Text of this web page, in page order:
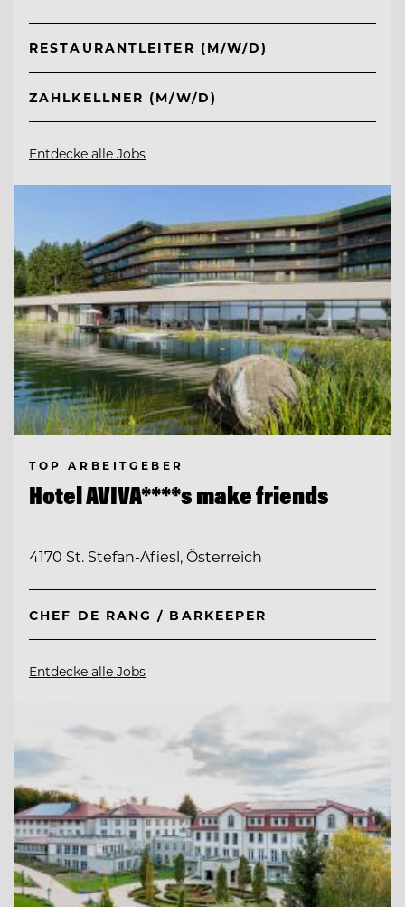
RESTAURANTLEITER (M/W/D)
ZAHLKELLNER (M/W/D)
Entdecke alle Jobs
TOP ARBEITGEBER
Hotel AVIVA****s make friends
4170 St. Stefan-Afiesl, Österreich
CHEF DE RANG / BARKEEPER
Entdecke alle Jobs